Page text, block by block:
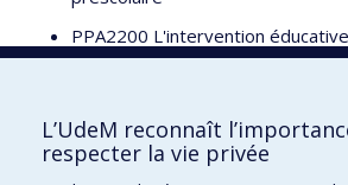
PPA2200 L'intervention
L’UdeM reconnaît
respecter la vie privée